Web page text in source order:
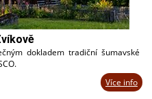
dokladem tradiční šumavské
Více info